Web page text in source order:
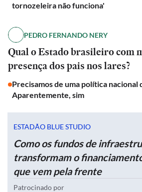
tornozeleira não funciona'
PEDRO FERNANDO NERY
Qual o Estado brasileiro com
presença dos pais nos lares?
Precisamos de uma política nacional
Aparentemente, sim
ESTADÃO BLUE STUDIO
Como os fundos de
transformam o
que vem pela frente
Patrocinado por